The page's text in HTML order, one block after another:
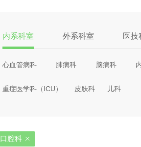
内系科室 外系科室 医技
心血管病科 肺病科 脑病科
重症医学科（ICU） 皮肤科 儿科
口腔科 